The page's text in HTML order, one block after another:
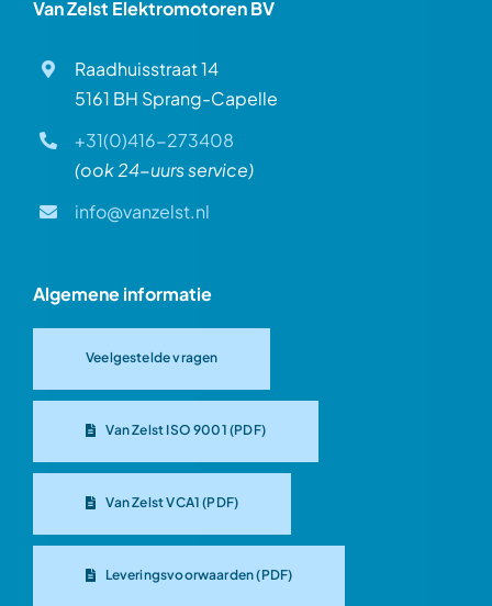
Van Zelst Elektromotoren BV
Raadhuisstraat 14
5161 BH Sprang-Capelle
+31(0)416-273408
(ook 24-uurs service)
info@vanzelst.nl
Algemene informatie
Veelgestelde vragen
Van Zelst ISO 9001 (PDF)
Van Zelst VCA1 (PDF)
Leveringsvoorwaarden (PDF)